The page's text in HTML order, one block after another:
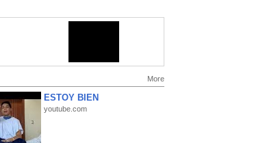
More
ESTOY BIEN
youtube.com